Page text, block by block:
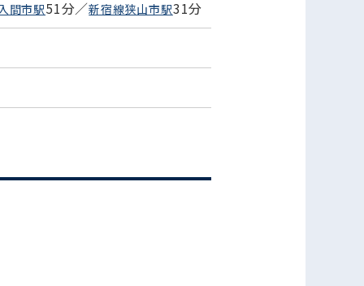
間市駅51分／新宿線狭山市駅31分